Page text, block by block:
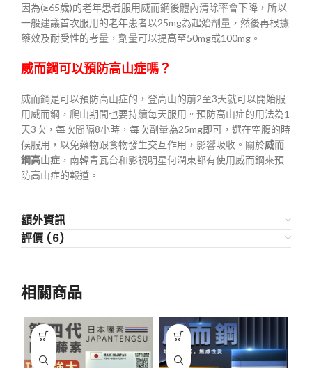
因為(≥65歲)的老年患者服用威而鋼後體內清除率會下降，所以
一般建議首次服用的老年患者以25mg為起始劑量，然後再根據
藥效及耐受性的考量，劑量可以提高至50mg或100mg。
威而鋼可以預防高山症嗎？
威而鋼是可以預防高山症的，登高山的前2至3天就可以開始服
用威而鋼，爬山期間也要持續每天服用。預防高山症的用法為1
天3次，每次間隔8小時，每次劑量為25mg即可，選在空腹的時
候服用，以免藥物跟食物發生交互作用，影響吸收。關於威而
鋼高山症 ，南韓青瓦台和影視明星何潤東都有使用威而鋼來預
防高山症的報道。
額外資訊
評價 (6)
相關商品